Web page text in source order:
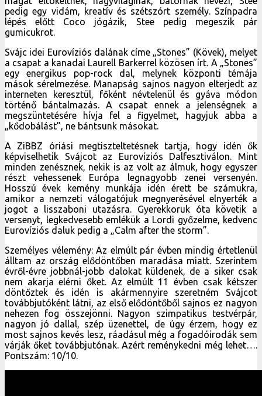
pedig egy vidám, kreatív és szétszórt személy. Színpadra
lépés előtt Coco jógázik, Stee pedig megeszik pár
gumicukrot.
Svájc idei Eurovíziós dalának címe „Stones” (Kövek), melyet
a csapat a kanadai Laurell Barkerrel közösen írt. A „Stones”
egy energikus pop-rock dal, melynek központi témája
mások sérelmezése. Manapság sajnos nagyon elterjedt az
interneten keresztül, főként névtelenül és gyáva módon
történő bántalmazás. A csapat ennek a jelenségnek a
megszüntetésére hívja fel a figyelmet, hagyjuk abba a
„kődobálást”, ne bántsunk másokat.
A ZiBBZ óriási megtiszteltetésnek tartja, hogy idén ők
képviselhetik Svájcot az Eurovíziós Dalfesztiválon. Mint
minden zenésznek, nekik is az volt az álmuk, hogy egyszer
részt vehessenek Európa legnagyobb zenei versenyén.
Hosszú évek kemény munkája idén érett be számukra,
amikor a nemzeti válogatójuk megnyerésével elnyerték a
jogot a lisszaboni utazásra. Gyerekkoruk óta követik a
versenyt, legkedvesebb emlékük a Lordi győzelme, kedvenc
Eurovíziós daluk pedig a „Calm after the storm”.
Személyes vélemény: Az elmúlt pár évben mindig értetlenül
álltam az ország elődöntőben maradása miatt. Szerintem
évről-évre jobbnál-jobb dalokat küldenek, de a siker csak
nem akarja elérni őket. Az elmúlt 11 évben csak kétszer
döntőztek és idén is akármennyire szeretném Svájcot
továbbjutóként látni, az első elődöntőből sajnos ez nagyon
nehezen fog összejönni. Nagyon szimpatikus testvérpár,
nagyon jó dallal, szép üzenettel, de úgy érzem, hogy ez
most sajnos kevés lesz, ráadásul még a fogadóirodák sem
várják őket továbbjutónak. Azért reménykedni még lehet….
Pontszám: 10/10.